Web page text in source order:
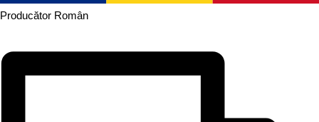
Producător Român